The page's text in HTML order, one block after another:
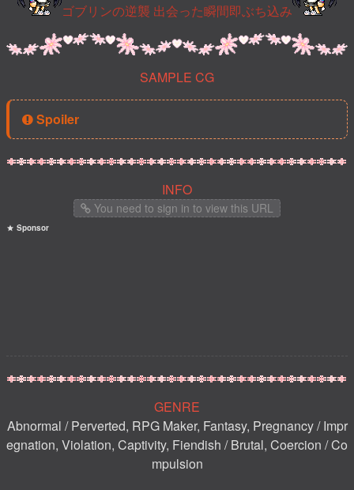
ゴブリンの逆襲 出会った瞬間即ぶち込み
SAMPLE CG
Spoiler
INFO
You need to sign in to view this URL
Sponsor
GENRE
Abnormal / Perverted, RPG Maker, Fantasy, Pregnancy / Impr
egnation, Violation, Captivity, Fiendish / Brutal, Coercion / Co
mpulsion